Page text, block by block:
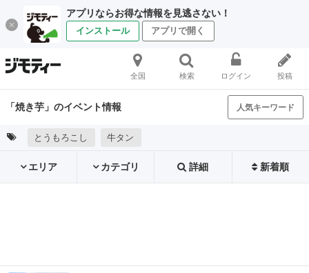
アプリならお得な情報を見逃さない！
インストール アプリで開く
全国 検索 ログイン 投稿
「焼き芋」のイベント情報 人気キーワード
とうもろこし 牛タン
エリア カテゴリ 詳細 新着順